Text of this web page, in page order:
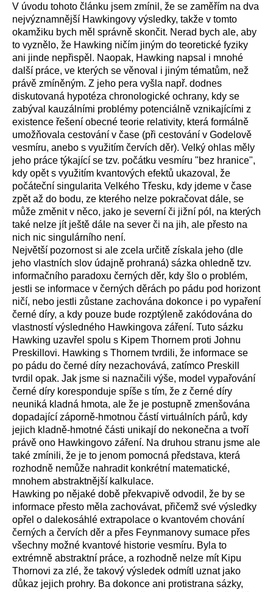
V úvodu tohoto článku jsem zmínil, že se zaměřím na dva
nejvýznamnější Hawkingovy výsledky, takže v tomto
okamžiku bych měl správně skončit. Nerad bych ale, aby
to vyznělo, že Hawking ničím jiným do teoretické fyziky
ani jinde nepřispěl. Naopak, Hawking napsal i mnohé
další práce, ve kterých se věnoval i jiným tématům, než
právě zmíněným. Z jeho pera vyšla např. dodnes
diskutovaná hypotéza chronologické ochrany, kdy se
zabýval kauzálními problémy potenciálně vznikajícími z
existence řešení obecné teorie relativity, která formálně
umožňovala cestování v čase (při cestování v Godelově
vesmíru, anebo s využitím červích děr). Velký ohlas měly
jeho práce týkající se tzv. počátku vesmíru "bez hranice",
kdy opět s využitím kvantových efektů ukazoval, že
počáteční singularita Velkého Třesku, kdy jdeme v čase
zpět až do bodu, ze kterého nelze pokračovat dále, se
může změnit v něco, jako je severní či jižní pól, na kterých
také nelze jít ještě dále na sever či na jih, ale přesto na
nich nic singulárního není.
Největší pozornost si ale zcela určitě získala jeho (dle
jeho vlastních slov údajně prohraná) sázka ohledně tzv.
informačního paradoxu černých děr, kdy šlo o problém,
jestli se informace v černých děrách po pádu pod horizont
ničí, nebo jestli zůstane zachována dokonce i po vypaření
černé díry, a kdy pouze bude rozptýleně zakódována do
vlastností výsledného Hawkingova záření. Tuto sázku
Hawking uzavřel spolu s Kipem Thornem proti Johnu
Preskillovi. Hawking s Thornem tvrdili, že informace se
po pádu do černé díry nezachovává, zatímco Preskill
tvrdil opak. Jak jsme si naznačili výše, model vypařování
černé díry koresponduje spíše s tím, že z černé díry
neuniká kladná hmota, ale že je postupně zmenšována
dopadající záporně-hmotnou částí virtuálních párů, kdy
jejich kladně-hmotné části unikají do nekonečna a tvoří
právě ono Hawkingovo záření. Na druhou stranu jsme ale
také zmínili, že je to jenom pomocná představa, která
rozhodně nemůže nahradit konkrétní matematické,
mnohem abstraktnější kalkulace.
Hawking po nějaké době překvapivě odvodil, že by se
informace přesto měla zachovávat, přičemž své výsledky
opřel o dalekosáhlé extrapolace o kvantovém chování
černých a červích děr a přes Feynmanovy sumace přes
všechny možné kvantové historie vesmíru. Byla to
extrémně abstraktní práce, a rozhodně nelze mít Kipu
Thornovi za zlé, že takový výsledek odmítl uznat jako
důkaz jejich prohry. Ba dokonce ani protistrana sázky,